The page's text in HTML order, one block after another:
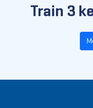
Train 3